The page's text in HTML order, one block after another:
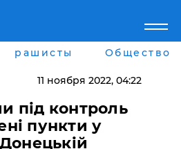
Города
Луганск
Харьков
Днепр
Львов
рашисты Общество
11 ноября 2022, 04:22
під контроль
пункти у